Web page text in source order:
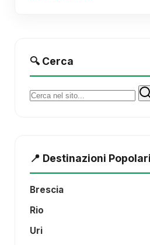
🔍 Cerca
Cerca:
📍 Destinazioni Popolari
Brescia
Rio
Uri